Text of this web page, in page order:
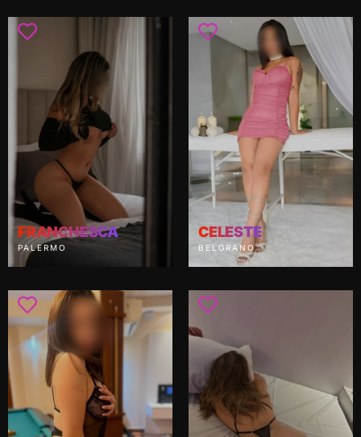
FRANCHESCA
PALERMO
CELESTE
BELGRANO